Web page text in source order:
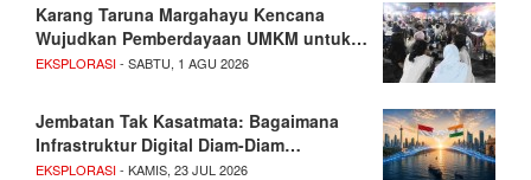
Karang Taruna Margahayu Kencana
Wujudkan Pemberdayaan UMKM untuk…
EKSPLORASI- SABTU, 1 AGU 2026
Jembatan Tak Kasatmata: Bagaimana
Infrastruktur Digital Diam-Diam…
EKSPLORASI- KAMIS, 23 JUL 2026